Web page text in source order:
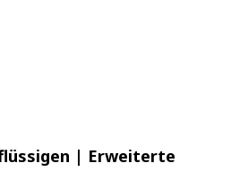
| Erweiterte